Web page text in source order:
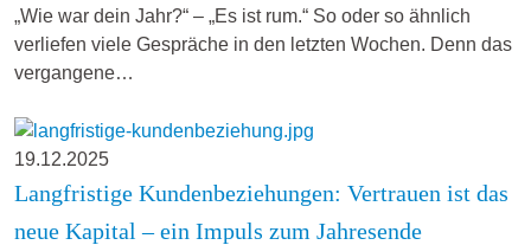
„Wie war dein Jahr?“ – „Es ist rum.“ So oder so ähnlich
verliefen viele Gespräche in den letzten Wochen. Denn das
vergangene…
19.12.2025
Langfristige Kundenbeziehungen: Vertrauen ist das
neue Kapital – ein Impuls zum Jahresende